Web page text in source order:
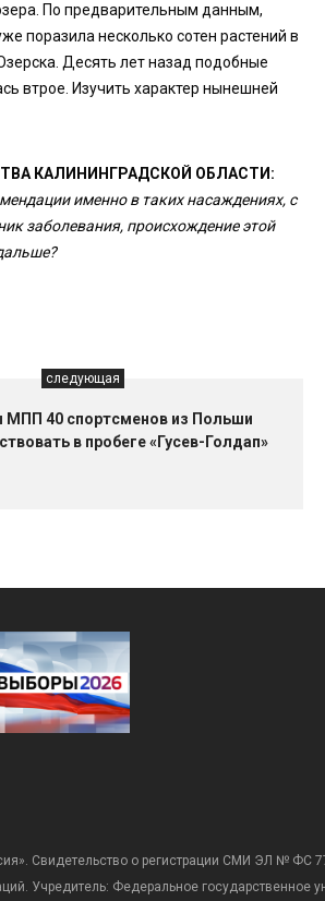
По предварительным данным,
поразила несколько сотен растений в
Десять лет назад подобные
втрое. Изучить характер нынешней
КАЛИНИНГРАДСКОЙ ОБЛАСТИ:
именно в таких насаждениях, с
заболевания, происхождение этой
следующая
МПП 40 спортсменов из Польши
в пробеге «Гусев-Голдап»
Свидетельство о регистрации СМИ ЭЛ № ФС
Учредитель: Федеральное государственное